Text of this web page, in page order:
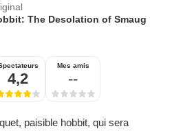
The Desolation of Smaug
4,2
Mes amis
--
paisible hobbit, qui sera